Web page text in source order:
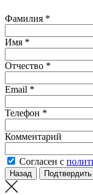
Фамилия *
Имя *
Отчество *
Email *
Телефон *
Комментарий
Согласен с
Назад Подтвердить